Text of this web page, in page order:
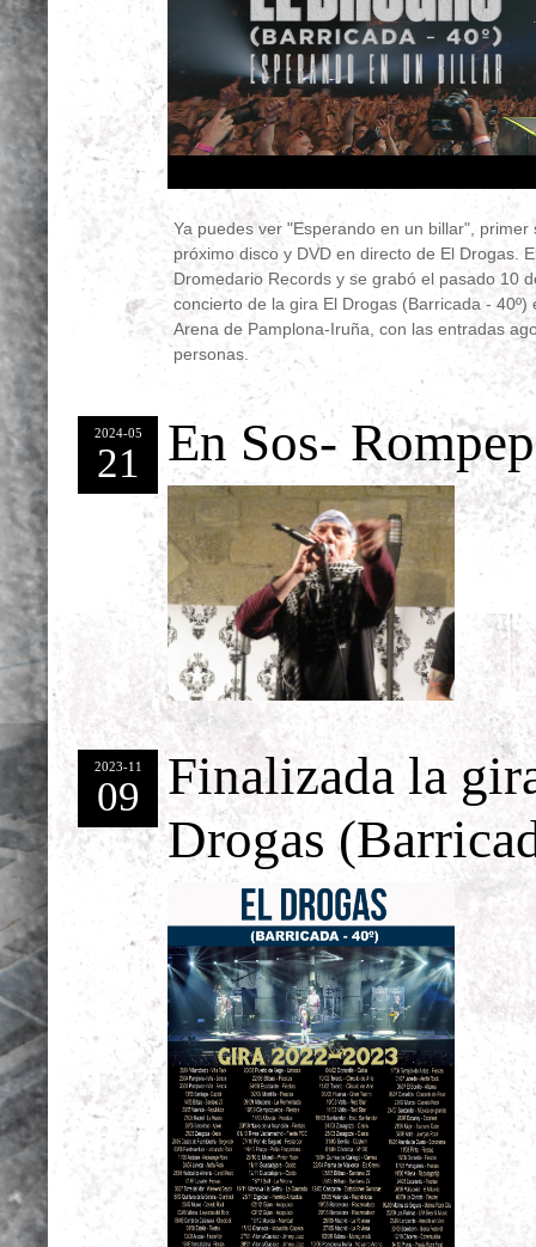
Ya puedes ver "Esperando en un billar", primer
próximo disco y DVD en directo de El Drogas.
Dromedario Records y se grabó el pasado 10
concierto de la gira El Drogas (Barricada -
Arena de Pamplona-Iruña, con las entradas
personas.
En Sos-
2024-05
21
Finalizada la
Drogas
2023-11
09